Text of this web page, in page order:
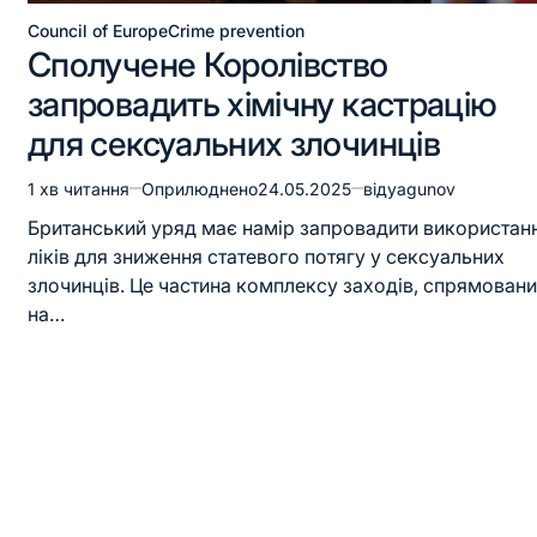
Council of EuropeCrime prevention
Сполучене Королівство
запровадить хімічну кастрацію
для сексуальних злочинців
1 хв читання Оприлюднено24.05.2025 відyagunov
Британський уряд має намір запровадити
ліків для зниження статевого потягу у сексуальних
злочинців. Це частина комплексу заходів,
на…